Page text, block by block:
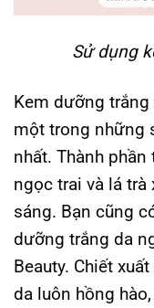
Sử dụng
Kem dưỡng
một trong những
nhất. Thành
ngọc trai và lá trà
sáng. Bạn cũng
dưỡng trắng da
Beauty. Chiết
da luôn hồng